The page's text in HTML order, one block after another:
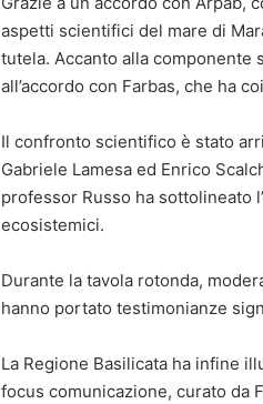
aspetti scientifici del mare di
tutela. Accanto alla componente
all’accordo con Farbas, che ha
Il confronto scientifico è stato
Gabriele Lamesa ed Enrico
professor Russo ha sottolineato
ecosistemici.
Durante la tavola rotonda,
hanno portato testimonianze
La Regione Basilicata ha infine
focus comunicazione, curato da